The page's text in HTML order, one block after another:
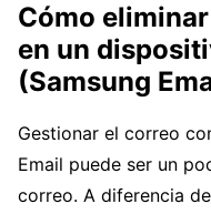
Cómo
en un
(Samsung
Gestionar el correo
Email puede ser un
correo. A diferencia